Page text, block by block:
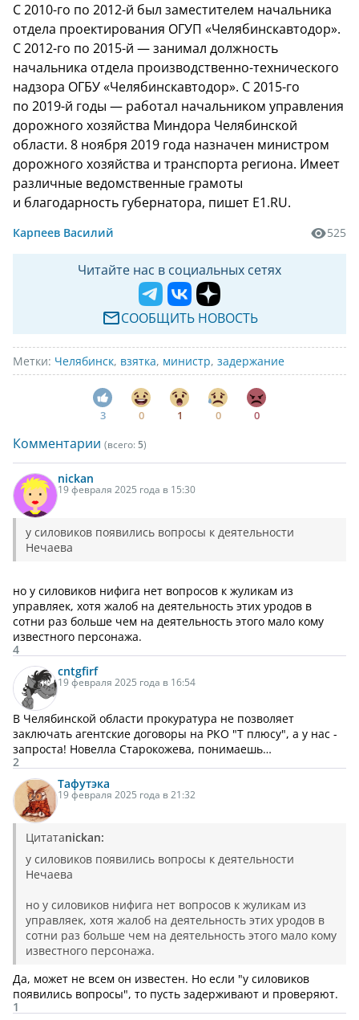
С 2010-го по 2012-й был заместителем начальника
отдела проектирования ОГУП «Челябинскавтодор».
С 2012-го по 2015-й — занимал должность
начальника отдела производственно-технического
надзора ОГБУ «Челябинскавтодор». С 2015-го
по 2019-й годы — работал начальником управления
дорожного хозяйства Миндора Челябинской
области. 8 ноября 2019 года назначен министром
дорожного хозяйства и транспорта региона. Имеет
различные ведомственные грамоты
и благодарность губернатора, пишет E1.RU.
Карпеев Василий 525
Читайте нас в социальных сетях
СООБЩИТЬ НОВОСТЬ
Метки: Челябинск, взятка, министр, задержание
3 0 1 0 0
Комментарии (всего: 5)
nickan
19 февраля 2025 года в 15:30
у силовиков появились вопросы к деятельности
Нечаева
но у силовиков нифига нет вопросов к жуликам из
управляек, хотя жалоб на деятельность этих уродов в
сотни раз больше чем на деятельность этого мало кому
известного персонажа.
4
cntgfirf
19 февраля 2025 года в 16:54
В Челябинской области прокуратура не позволяет
заключать агентские договоры на РКО "Т плюсу", а у нас -
запроста! Новелла Старокожева, понимаешь…
2
Тафутэка
19 февраля 2025 года в 21:32
Цитатаnickan:
у силовиков появились вопросы к деятельности
Нечаева
но у силовиков нифига нет вопросов к жуликам из
управляек, хотя жалоб на деятельность этих уродов в
сотни раз больше чем на деятельность этого мало кому
известного персонажа.
Да, может не всем он известен. Но если "у силовиков
появились вопросы", то пусть задерживают и проверяют.
1